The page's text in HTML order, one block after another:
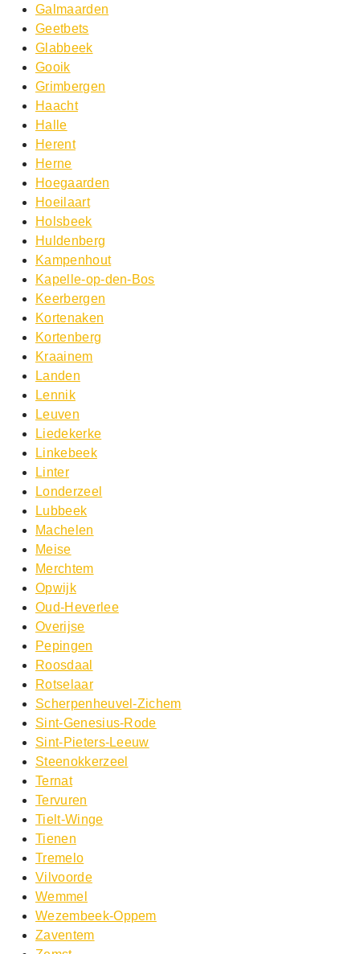
Galmaarden
Geetbets
Glabbeek
Gooik
Grimbergen
Haacht
Halle
Herent
Herne
Hoegaarden
Hoeilaart
Holsbeek
Huldenberg
Kampenhout
Kapelle-op-den-Bos
Keerbergen
Kortenaken
Kortenberg
Kraainem
Landen
Lennik
Leuven
Liedekerke
Linkebeek
Linter
Londerzeel
Lubbeek
Machelen
Meise
Merchtem
Opwijk
Oud-Heverlee
Overijse
Pepingen
Roosdaal
Rotselaar
Scherpenheuvel-Zichem
Sint-Genesius-Rode
Sint-Pieters-Leeuw
Steenokkerzeel
Ternat
Tervuren
Tielt-Winge
Tienen
Tremelo
Vilvoorde
Wemmel
Wezembeek-Oppem
Zaventem